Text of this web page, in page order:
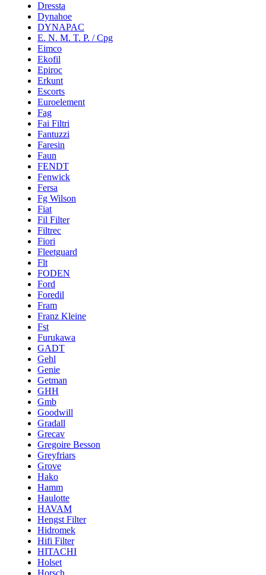
Dressta
Dynahoe
DYNAPAC
E. N. M. T. P. / Cpg
Eimco
Ekofil
Epiroc
Erkunt
Escorts
Euroelement
Fag
Fai Filtri
Fantuzzi
Faresin
Faun
FENDT
Fenwick
Fersa
Fg Wilson
Fiat
Fil Filter
Filtrec
Fiori
Fleetguard
Flt
FODEN
Ford
Foredil
Fram
Franz Kleine
Fst
Furukawa
GADT
Gehl
Genie
Getman
GHH
Gmb
Goodwill
Gradall
Grecav
Gregoire Besson
Greyfriars
Grove
Hako
Hamm
Haulotte
HAVAM
Hengst Filter
Hidromek
Hifi Filter
HITACHI
Holset
Horsch